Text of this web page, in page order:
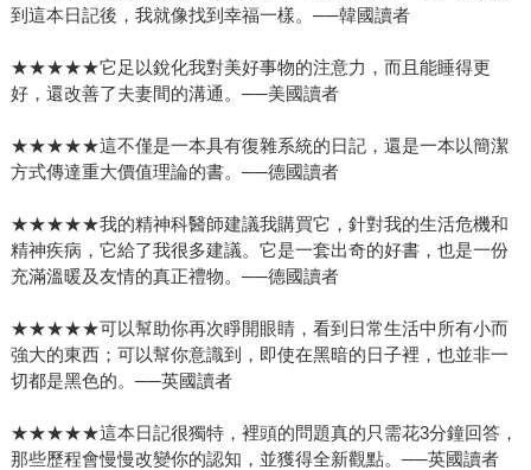
到這本日記後，我就像找到幸福一樣。──韓國讀者
★★★★★它足以銳化我對美好事物的注意力，而且能睡得更
好，還改善了夫妻間的溝通。──美國讀者
★★★★★這不僅是一本具有復雜系統的日記，還是一本以簡潔
方式傳達重大價值理論的書。──德國讀者
★★★★★我的精神科醫師建議我購買它，針對我的生活危機和
精神疾病，它給了我很多建議。它是一套出奇的好書，也是一份
充滿溫暖及友情的真正禮物。──德國讀者
★★★★★可以幫助你再次睜開眼睛，看到日常生活中所有小而
強大的東西；可以幫你意識到，即使在黑暗的日子裡，也並非一
切都是黑色的。──英國讀者
★★★★★這本日記很獨特，裡頭的問題真的只需花3分鐘回答，
那些歷程會慢慢改變你的認知，並獲得全新觀點。──英國讀者